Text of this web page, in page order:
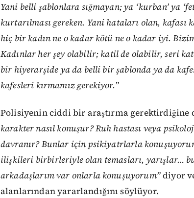
Yani belli şablonlara sığmayan; ya ‘kurban’ ya
kurtarılması gereken. Yani hataları olan, kafası
hiç bir kadın ne o kadar kötü ne o kadar iyi.
Kadınlar her şey olabilir; katil de olabilir, seri
bir hiyerarşide ya da belli bir şablonda ya da
kafesleri kırmamız gerekiyor.”
Polisiyenin ciddi bir araştırma gerektirdiğine
karakter nasıl konuşur? Ruh hastası veya
davranır? Bunlar için psikiyatrlarla
ilişkileri birbirleriyle olan temasları, yarışlar…
arkadaşlarım var onlarla konuşuyorum”diyor
alanlarından yararlandığını söylüyor.